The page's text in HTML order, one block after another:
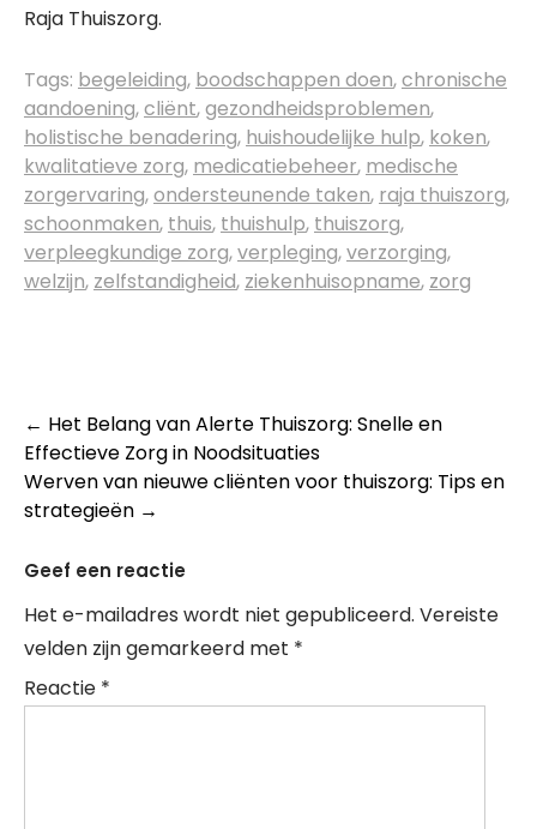
Raja Thuiszorg.
Tags: begeleiding, boodschappen doen,chronische
aandoening,cliënt,gezondheidsproblemen,
holistische benadering, huishoudelijke hulp, koken,
kwalitatieve zorg, medicatiebeheer, medische
zorgervaring,ondersteunende taken, raja thuiszorg,
schoonmaken, thuis, thuishulp, thuiszorg,
verpleegkundige zorg,verpleging,verzorging,
welzijn, zelfstandigheid, ziekenhuisopname, zorg
Post
navigation
← Het Belang van Alerte Thuiszorg: Snelle en
Effectieve Zorg in Noodsituaties
Werven van nieuwe cliënten voor thuiszorg: Tips en
strategieën →
Geef een reactie
Het e-mailadres wordt niet gepubliceerd. Vereiste
velden zijn gemarkeerd met *
Reactie *